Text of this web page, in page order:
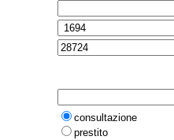
consultazione
prestito